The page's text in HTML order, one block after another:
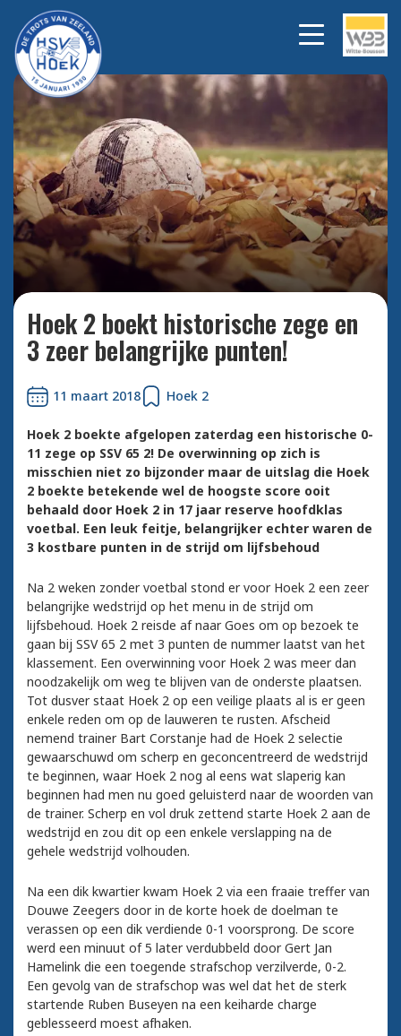
Bekijk alle foto's
Hoek 2 boekt historische zege en
3 zeer belangrijke punten!
11 maart 2018 Hoek 2
Hoek 2 boekte afgelopen zaterdag een historische 0-
11 zege op SSV 65 2! De overwinning op zich is
misschien niet zo bijzonder maar de uitslag die Hoek
2 boekte betekende wel de hoogste score ooit
behaald door Hoek 2 in 17 jaar reserve hoofdklas
voetbal. Een leuk feitje, belangrijker echter waren de
3 kostbare punten in de strijd om lijfsbehoud
Na 2 weken zonder voetbal stond er voor Hoek 2 een zeer
belangrijke wedstrijd op het menu in de strijd om
lijfsbehoud. Hoek 2 reisde af naar Goes om op bezoek te
gaan bij SSV 65 2 met 3 punten de nummer laatst van het
klassement. Een overwinning voor Hoek 2 was meer dan
noodzakelijk om weg te blijven van de onderste plaatsen.
Tot dusver staat Hoek 2 op een veilige plaats al is er geen
enkele reden om op de lauweren te rusten. Afscheid
nemend trainer Bart Corstanje had de Hoek 2 selectie
gewaarschuwd om scherp en geconcentreerd de wedstrijd
te beginnen, waar Hoek 2 nog al eens wat slaperig kan
beginnen had men nu goed geluisterd naar de woorden van
de trainer. Scherp en vol druk zettend starte Hoek 2 aan de
wedstrijd en zou dit op een enkele verslapping na de
gehele wedstrijd volhouden.
Na een dik kwartier kwam Hoek 2 via een fraaie treffer van
Douwe Zeegers door in de korte hoek de doelman te
verassen op een dik verdiende 0-1 voorsprong. De score
werd een minuut of 5 later verdubbeld door Gert Jan
Hamelink die een toegende strafschop verzilverde, 0-2.
Een gevolg van de strafschop was wel dat het de sterk
startende Ruben Buseyen na een keiharde charge
geblesseerd moest afhaken.